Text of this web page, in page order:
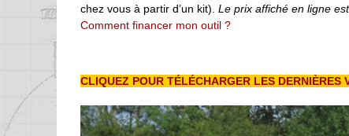
chez vous à partir d’un kit). Le prix affiché en ligne
Comment financer mon outil ?
CLIQUEZ POUR TÉLÉCHARGER LES DERNIÈRES